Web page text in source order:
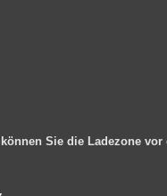
Sie die Ladezone